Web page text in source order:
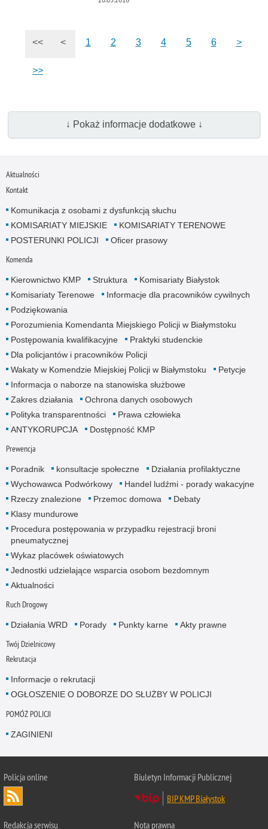
<< < 1 2 3 4 5 6 >
>>
↓ Pokaż informacje dodatkowe ↓
Aktualności
Kontakt
Komunikacja z osobami z dysfunkcją słuchu
KOMISARIATY MIEJSKIE
KOMISARIATY TERENOWE
POSTERUNKI POLICJI
Oficer prasowy
Komenda
Kierownictwo KMP Struktura
Komisariaty Białystok
Komisariaty Terenowe
Informacje dla pracowników cywilnych
Podziękowania
Porozumienia Komendanta Miejskiego Policji w Białymstoku
Postępowania kwalifikacyjne
Praktyki studenckie
Dla policjantów i pracowników Policji
Wakaty w Komendzie Miejskiej Policji w Białymstoku
Petycje
Informacja o naborze na stanowiska służbowe
Zakres działania
Ochrona danych osobowych
Polityka transparentności
Prawa człowieka
ANTYKORUPCJA
Dostępność KMP
Prewencja
Poradnik konsultacje społeczne
Działania profilaktyczne
Wychowawca Podwórkowy
Handel ludźmi - porady wakacyjne
Rzeczy znalezione
Przemoc domowa
Debaty
Klasy mundurowe
Procedura postępowania w przypadku rejestracji broni
pneumatycznej
Wykaz placówek oświatowych
Jednostki udzielające wsparcia osobom bezdomnym
Aktualności
Ruch Drogowy
Działania WRD Porady Punkty karne Akty prawne
Twój Dzielnicowy
Rekrutacja
Informacje o rekrutacji
OGŁOSZENIE O DOBORZE DO SŁUŻBY W POLICJI
POMÓŻ POLICJI
ZAGINIENI
Policja online
Biuletyn Informacji Publicznej
BIP KMP Białystok
Redakcja serwisu Nota prawna